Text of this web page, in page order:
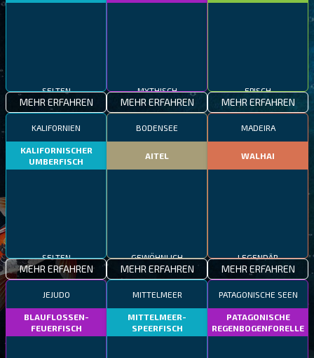
SELTEN
MEHR ERFAHREN
MYTHISCH
MEHR ERFAHREN
EPISCH
MEHR ERFAHREN
KALIFORNIEN
KALIFORNISCHER
UMBERFISCH
SELTEN
MEHR ERFAHREN
BODENSEE
AITEL
GEWÖHNLICH
MEHR ERFAHREN
MADEIRA
WALHAI
LEGENDÄR
MEHR ERFAHREN
JEJUDO
BLAUFLOSSEN-
FEUERFISCH
MITTELMEER
MITTELMEER-
SPEERFISCH
PATAGONISCHE SEEN
PATAGONISCHE
REGENBOGENFORELLE